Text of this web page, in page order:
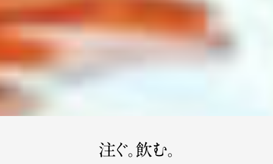
注ぐ。飲む。